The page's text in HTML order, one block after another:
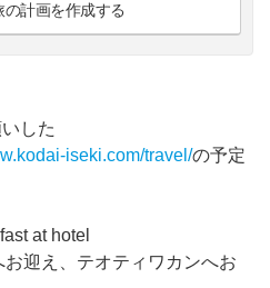
の計画を作成する
した
iseki.com/travel/の予定
at hotel
迎え、テオティワカンへお